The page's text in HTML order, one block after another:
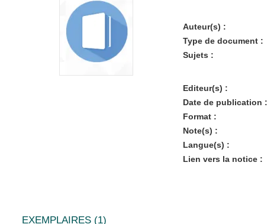
Auteur(s) :
Type de document :
Sujets :
Editeur(s) :
Date de publication :
Format :
Note(s) :
Langue(s) :
Lien vers la notice :
EXEMPLAIRES (1)